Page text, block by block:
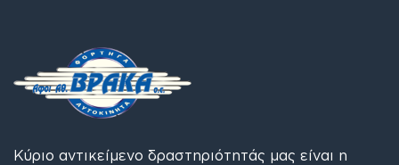
Κύριο αντικείμενο δραστηριότητάς μας είναι η